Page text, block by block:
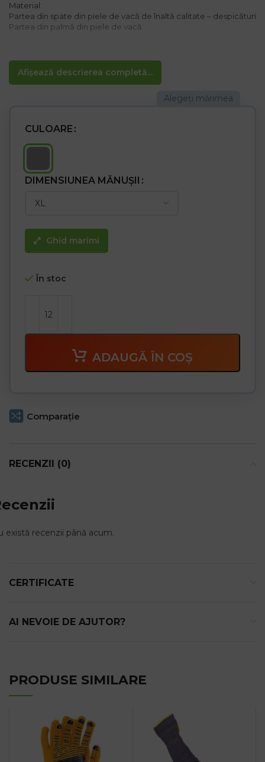
Afișează descrierea completă...
Material:
Partea din spate din piele de vacă de înaltă calitate – despicături
Partea din palmă din piele de vacă
– Partea de prindere a mănușii este confecționată dintr-o
singură bucată de piele
– Căptușeală pe interior
CULOARE
DIMENSIUNEA MĂNUȘII
Ghid marimi
În stoc
ADAUGĂ ÎN COȘ
Comparaţie
RECENZII (0)
există recenzii până acum.
CERTIFICATE
AI NEVOIE DE AJUTOR?
PRODUSE SIMILARE